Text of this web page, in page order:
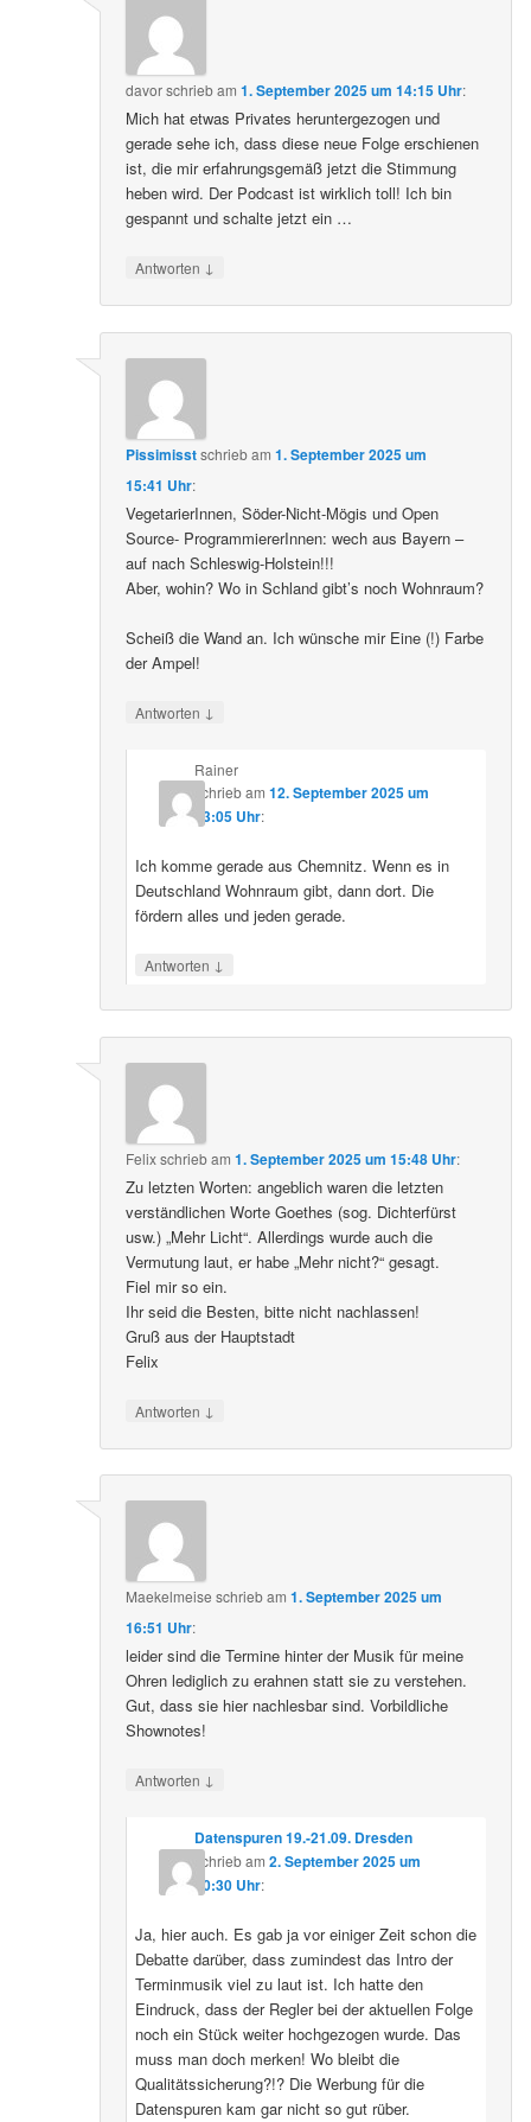
davorschriebam1. September 2025 um 14:15 Uhr:
Mich hat etwas Privates heruntergezogen und
gerade sehe ich, dass diese neue Folge erschienen
ist, die mir erfahrungsgemäß jetzt die Stimmung
heben wird. Der Podcast ist wirklich toll! Ich bin
gespannt und schalte jetzt ein …
Antworten ↓
Pissimisstschriebam1. September 2025 um
15:41 Uhr:
VegetarierInnen, Söder-Nicht-Mögis und Open
Source- ProgrammiererInnen: wech aus Bayern –
auf nach Schleswig-Holstein!!!
Aber, wohin? Wo in Schland gibt’s noch Wohnraum?
Scheiß die Wand an. Ich wünsche mir Eine (!) Farbe
der Ampel!
Antworten ↓
Rainer
schriebam 12. September 2025 um
23:05 Uhr:
Ich komme gerade aus Chemnitz. Wenn es in
Deutschland Wohnraum gibt, dann dort. Die
fördern alles und jeden gerade.
Antworten ↓
Felixschriebam1. September 2025 um 15:48 Uhr:
Zu letzten Worten: angeblich waren die letzten
verständlichen Worte Goethes (sog. Dichterfürst
usw.) „Mehr Licht“. Allerdings wurde auch die
Vermutung laut, er habe „Mehr nicht?“ gesagt.
Fiel mir so ein.
Ihr seid die Besten, bitte nicht nachlassen!
Gruß aus der Hauptstadt
Felix
Antworten ↓
Maekelmeise schriebam1. September 2025 um
16:51 Uhr:
leider sind die Termine hinter der Musik für meine
Ohren lediglich zu erahnen statt sie zu verstehen.
Gut, dass sie hier nachlesbar sind. Vorbildliche
Shownotes!
Antworten ↓
Datenspuren 19.-21.09. Dresden
schriebam 2. September 2025 um
10:30 Uhr:
Ja, hier auch. Es gab ja vor einiger Zeit schon die
Debatte darüber, dass zumindest das Intro der
Terminmusik viel zu laut ist. Ich hatte den
Eindruck, dass der Regler bei der aktuellen Folge
noch ein Stück weiter hochgezogen wurde. Das
muss man doch merken! Wo bleibt die
Qualitätssicherung?!? Die Werbung für die
Datenspuren kam gar nicht so gut rüber.